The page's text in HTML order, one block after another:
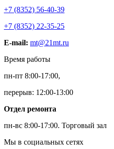
+7 (8352) 56-40-39
+7 (8352) 22-35-25
E-mail: mt@21mt.ru
Время работы
пн-пт 8:00-17:00,
перерыв: 12:00-13:00
Отдел ремонта
пн-вс 8:00-17:00. Торговый зал
Мы в социальных сетях